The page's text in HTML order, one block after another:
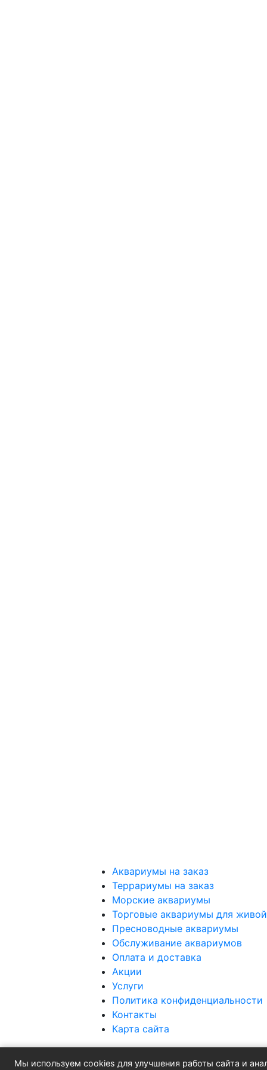
Аквариумы на заказ
Террариумы на заказ
Морские аквариумы
Торговые аквариумы для
Пресноводные аквариумы
Обслуживание аквариумов
Оплата и доставка
Акции
Услуги
Политика конфиденциальности
Контакты
Карта сайта
© АкваДизайн, 2000-2025
Мы используем cookies для улучшения работы сайта и